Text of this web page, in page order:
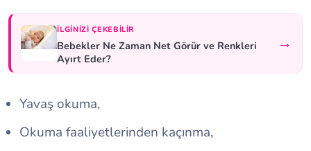
İLGINIZI ÇEKEBILIR
Bebekler Ne Zaman Net Görür ve Renkleri
Ayırt Eder?
→
Yavaş okuma,
Okuma faaliyetlerinden kaçınma,